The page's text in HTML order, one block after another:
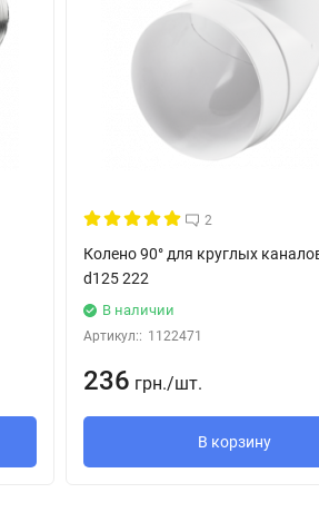
2
Колено 90° для круглых
d125 222
В наличии
Артикул:: 1122471
236 грн./шт.
В корзину